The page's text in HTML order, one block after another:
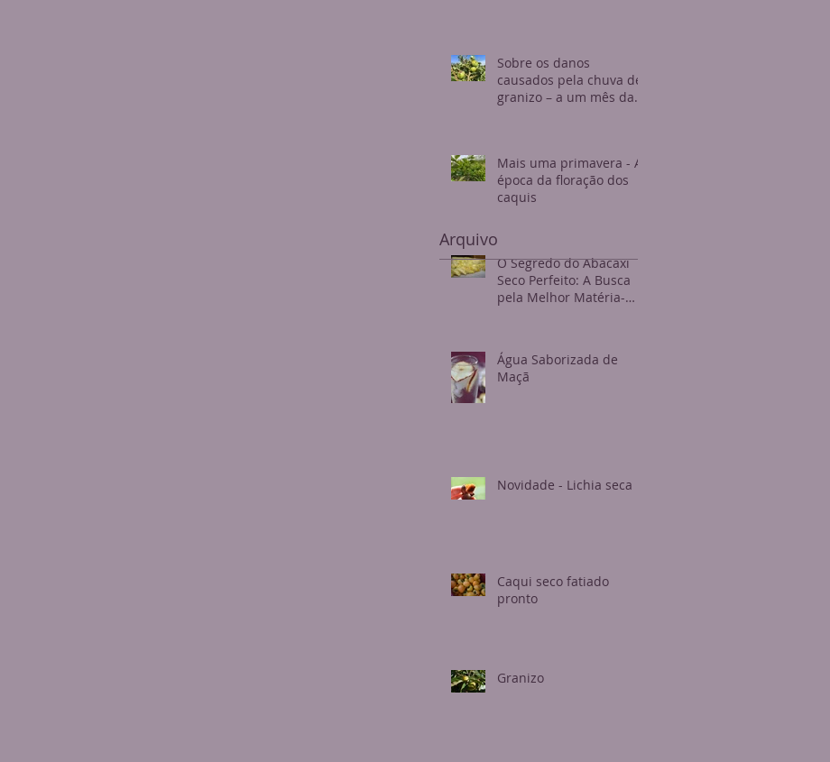
Sobre os danos
causados pela chuva de
granizo – a um mês da
Mais uma primavera - A
época da floração dos
caquis
O Segredo do Abacaxi
Seco Perfeito: A Busca
pela Melhor Matéria-
Água Saborizada de
Maçã
Novidade - Lichia seca
Caqui seco fatiado
pronto
Granizo
Arquivo